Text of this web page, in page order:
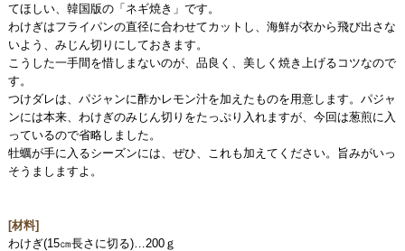
てほしい、韓国版の「ネギ焼き」です。
わけぎはフライパンの直径に合わせてカットし、海鮮が衣から飛び出さな
いよう、みじん切りにしておきます。
こうした一手間を惜しまないのが、品良く、美しく焼き上げるコツなので
す。
つけダレは、パジャンに酢かレモン汁を加えたものを用意します。パジャ
ンには本来、わけぎのみじん切りをたっぷり入れますが、今回は葱煎に入
っているので省略しました。
牡蠣が手に入るシーズンには、ぜひ、これも加えてください。旨みがいっ
そうましますよ。
[材料]
わけぎ(15㎝長さに切る)…200ｇ